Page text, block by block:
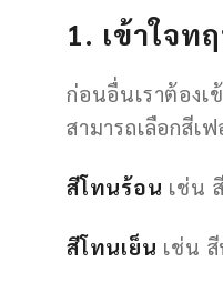
1. เข้าใจท
ก่อนอื่นเราต้องเ
สามารถเลือกสีเ
สีโทนร้อน เช่น
สีโทนเย็น เช่น